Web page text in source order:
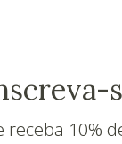
receba 10%